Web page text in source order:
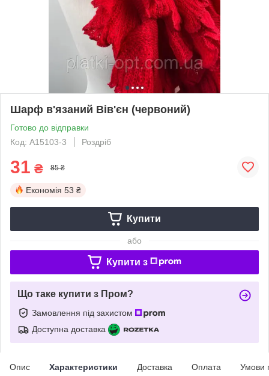
Шарф в'язаний Вів'єн (червоний)
Готово до відправки
Код: А15103-3
Роздріб
31 ₴ 85 ₴
Економія 53 ₴
Купити
або
Купити з
Що таке купити з Пром?
Замовлення під захистом
Доступна доставка
Опис Характеристики Доставка Оплата Умови